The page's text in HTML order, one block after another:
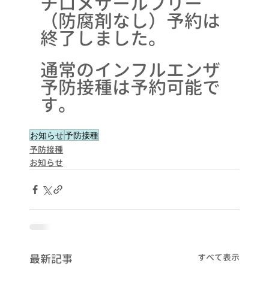
（防腐剤なし）予約は
終了しました。
通常のインフルエンザ
予防接種は予約可能で
す。
お知らせ予防接種
予防接種
お知らせ
最新記事 すべて表示